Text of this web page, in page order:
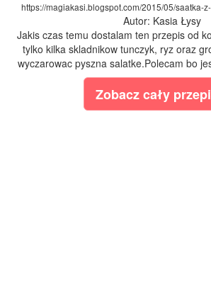
https://magiakasi.blogspot.com/2015/05/saatka-
Autor: Kasia Łysy
Jakis czas temu dostalam ten przepis od
tylko kilka skladnikow tunczyk, ryz oraz
wyczarowac pyszna salatke.Polecam bo
Zobacz cały